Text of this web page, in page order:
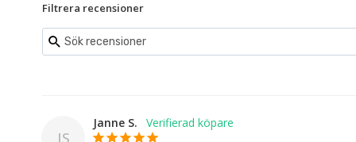
Filtrera recensioner
JS
Janne S.